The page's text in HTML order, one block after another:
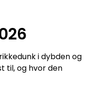
i dybden og
til, og hvor den